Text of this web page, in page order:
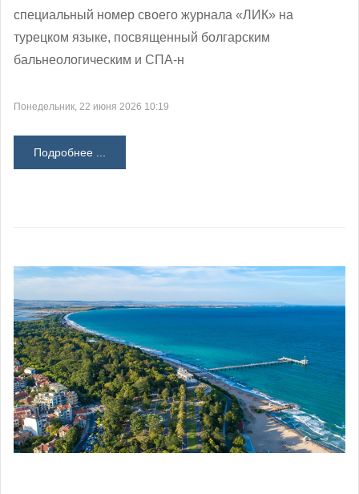
специальный номер своего журнала «ЛИК» на
турецком языке, посвященный болгарским
бальнеологическим и СПА-н
Понедельник, 22 июня 2026 10:19
Подробнее ...